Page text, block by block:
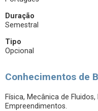
Duração
Semestral
Tipo
Opcional
Conhecimentos de
Física, Mecânica de
Empreendimentos.